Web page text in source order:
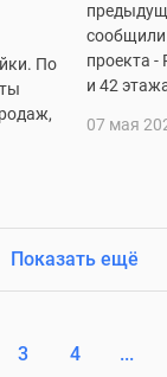
По
сообщили
проекта -
и 42
07 мая
Показать ещё
3 4 ...